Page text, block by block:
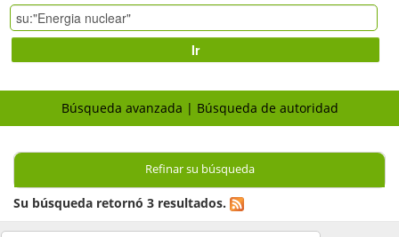
Ir
Búsqueda avanzada Búsqueda de autoridad
Refinar su búsqueda
Su búsqueda retornó 3 resultados.